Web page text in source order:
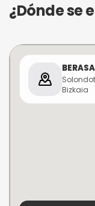
¿Dónde se
Bizkaia